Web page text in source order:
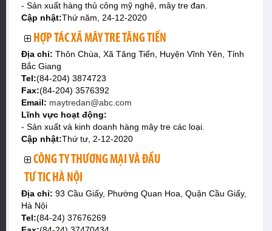
- Sản xuất hàng thủ công mỹ nghệ, mây tre đan.
Cập nhật:Thứ năm, 24-12-2020
HỢP TÁC XÃ MÂY TRE TĂNG TIẾN
Địa chỉ: Thôn Chùa, Xã Tăng Tiến, Huyện Vĩnh Yên, Tỉnh
Bắc Giang
Tel:(84-204) 3874723
Fax:(84-204) 3576392
Email: maytredan@abc.com
Lĩnh vực hoạt động:
- Sản xuất và kinh doanh hàng mây tre các loại.
Cập nhật:Thứ tư, 2-12-2020
CÔNG TY THƯƠNG MẠI VÀ ĐẦU
TƯ TIC HÀ NỘI
Địa chỉ: 93 Cầu Giấy, Phường Quan Hoa, Quận Cầu Giấy,
Hà Nội
Tel:(84-24) 37676269